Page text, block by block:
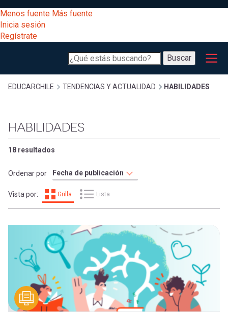
al
contenido
principal
[Educarchile
Escritorio]
Menú
entrar
a
mi
cuenta
Menos fuente Más fuente
Inicia sesión
Regístrate
Buscar
Buscar
Menú
principal
Desarrollo
Expand
Gestión
Comunidad
Expand
Expand
[Educarchile
Mobile]
Menú
Inicia
sesión
Sobrescribir
enlaces
de
ayuda
a
la
navegación
EDUCARCHILE TENDENCIAS Y ACTUALIDAD HABILIDADES
HABILIDADES
18 resultados
Ordenar por
Vista por: Grilla Lista